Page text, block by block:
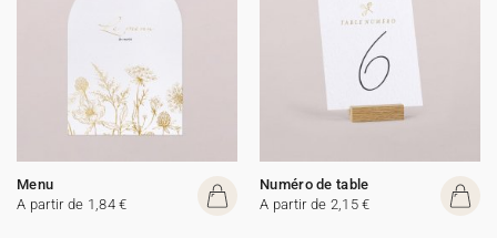
Menu
A partir de 1,84 €
Numéro de table
A partir de 2,15 €